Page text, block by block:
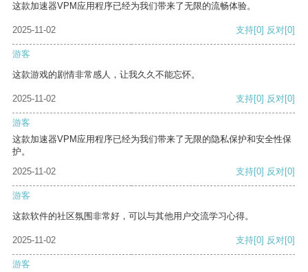
这款加速器VPM应用程序已经为我们带来了无限的流畅体验。
2025-11-02 支持[0] 反对[0]
游客
这款游戏的剧情非常感人，让我久久不能忘怀。
2025-11-02 支持[0] 反对[0]
游客
这款加速器VPM应用程序已经为我们带来了无限的隐私保护和安全性保
护。
2025-11-02
支持[0] 反对[0]
游客
这款软件的社区氛围非常好，可以与其他用户交流学习心得。
2025-11-02 支持[0] 反对[0]
游客